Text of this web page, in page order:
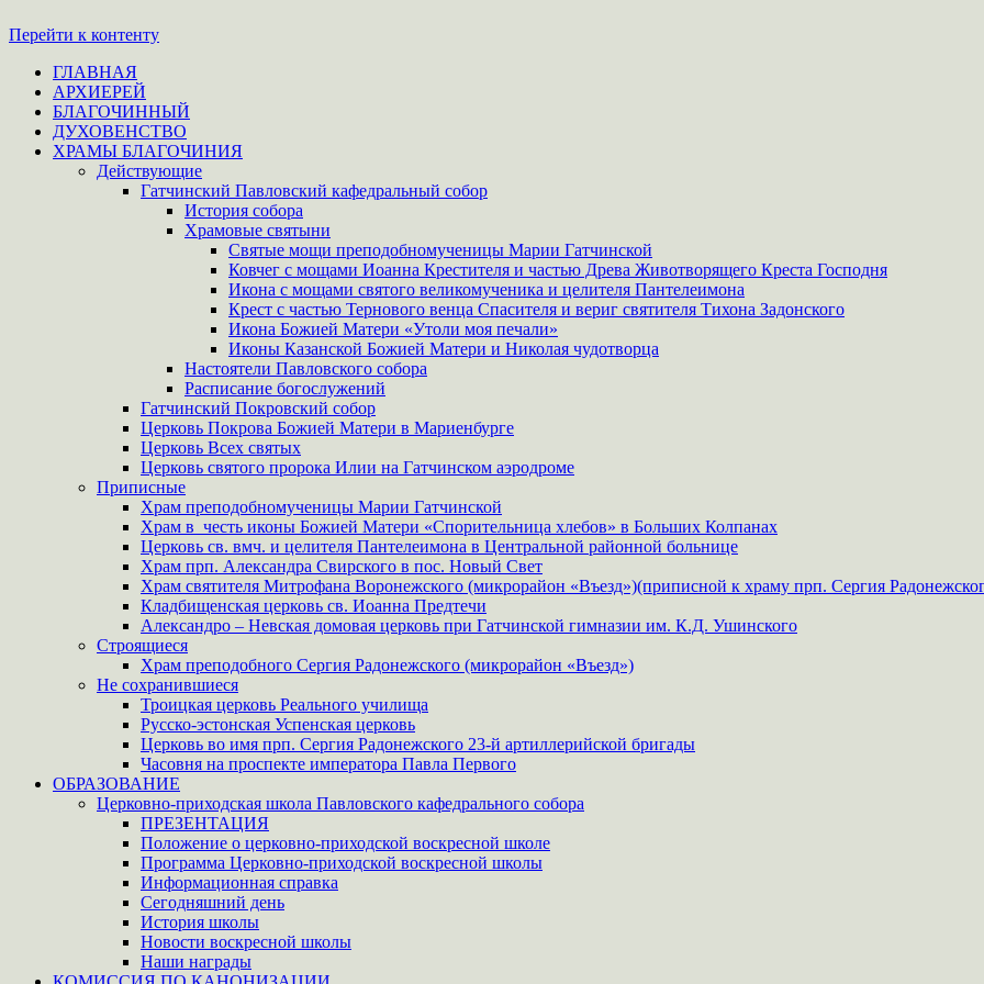
Перейти к контенту
ГЛАВНАЯ
АРХИЕРЕЙ
БЛАГОЧИННЫЙ
ДУХОВЕНСТВО
ХРАМЫ БЛАГОЧИНИЯ
Действующие
Гатчинский Павловский кафедральный собор
История собора
Храмовые святыни
Святые мощи преподобномученицы Марии Гатчинской
Ковчег с мощами Иоанна Крестителя и частью Древа Животворящего Креста Господня
Икона с мощами святого великомученика и целителя Пантелеимона
Крест с частью Тернового венца Спасителя и вериг святителя Тихона Задонского
Икона Божией Матери «Утоли моя печали»
Иконы Казанской Божией Матери и Николая чудотворца
Настоятели Павловского собора
Расписание богослужений
Гатчинский Покровский собор
Церковь Покрова Божией Матери в Мариенбурге
Церковь Всех святых
Церковь святого пророка Илии на Гатчинском аэродроме
Приписные
Храм преподобномученицы Марии Гатчинской
Храм в честь иконы Божией Матери «Спорительница хлебов» в Больших Колпанах
Церковь св. вмч. и целителя Пантелеимона в Центральной районной больнице
Храм прп. Александра Свирского в пос. Новый Свет
Храм святителя Митрофана Воронежского (микрорайон «Въезд»)(приписной к храму прп. Сергия
Кладбищенская церковь св. Иоанна Предтечи
Александро – Невская домовая церковь при Гатчинской гимназии им. К.Д. Ушинского
Строящиеся
Храм преподобного Сергия Радонежского (микрорайон «Въезд»)
Не сохранившиеся
Троицкая церковь Реального училища
Русско-эстонская Успенская церковь
Церковь во имя прп. Сергия Радонежского 23-й артиллерийской бригады
Часовня на проспекте императора Павла Первого
ОБРАЗОВАНИЕ
Церковно-приходская школа Павловского кафедрального собора
ПРЕЗЕНТАЦИЯ
Положение о церковно-приходской воскресной школе
Программа Церковно-приходской воскресной школы
Информационная справка
Сегодняшний день
История школы
Новости воскресной школы
Наши награды